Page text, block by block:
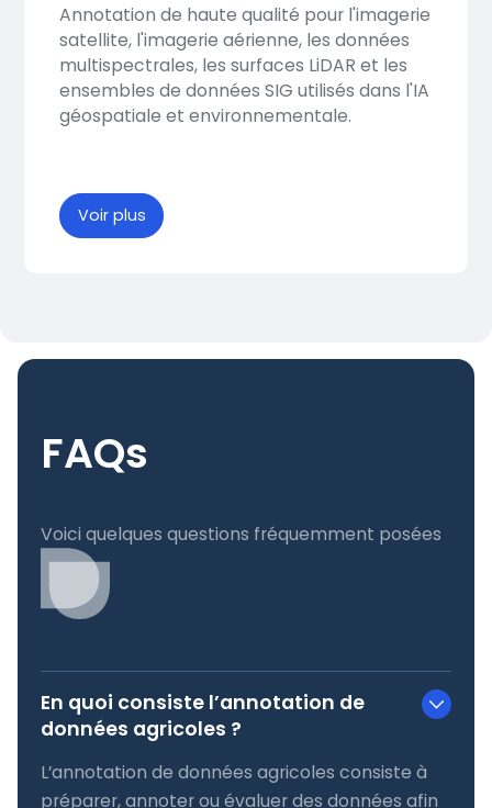
Annotation de haute qualité pour l'imagerie
satellite, l'imagerie aérienne, les données
multispectrales, les surfaces LiDAR et les
ensembles de données SIG utilisés dans l'IA
géospatiale et environnementale.
Voir plus
FAQs
Voici quelques questions fréquemment posées
En quoi consiste l’annotation de
données agricoles ?
L’annotation de données agricoles consiste à
préparer, annoter ou évaluer des données afin